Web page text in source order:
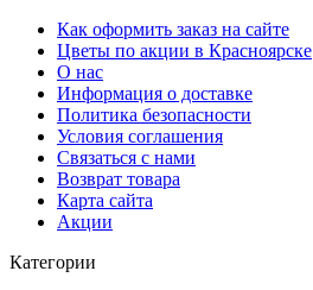
Как оформить заказ на сайте
Цветы по акции в Красноярске
О нас
Информация о доставке
Политика безопасности
Условия соглашения
Связаться с нами
Возврат товара
Карта сайта
Акции
Категории